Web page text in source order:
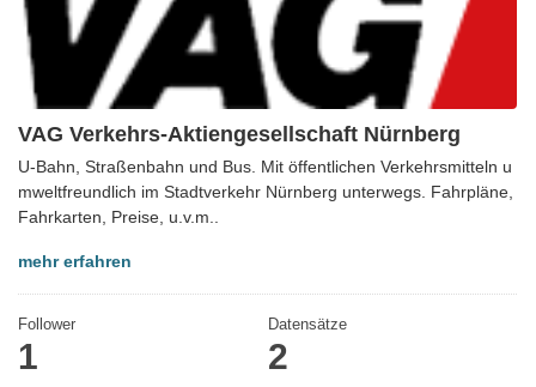
VAG Verkehrs-Aktiengesellschaft Nürnberg
U-Bahn, Straßenbahn und Bus. Mit öffentlichen Verkehrsmitteln u
mweltfreundlich im Stadtverkehr Nürnberg unterwegs. Fahrpläne,
Fahrkarten, Preise, u.v.m..
mehr erfahren
Follower
1
Datensätze
2